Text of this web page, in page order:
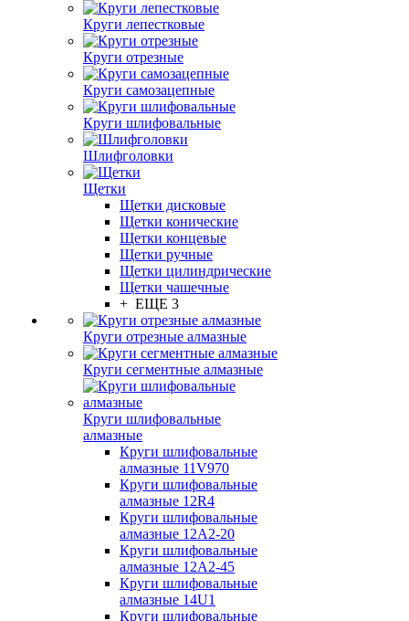
Круги лепестковые
Круги отрезные
Круги самозацепные
Круги шлифовальные
Шлифголовки
Щетки
Щетки дисковые
Щетки конические
Щетки концевые
Щетки ручные
Щетки цилиндрические
Щетки чашечные
+ ЕЩЕ 3
Круги отрезные алмазные
Круги сегментные алмазные
Круги шлифовальные
алмазные
Круги шлифовальные
алмазные 11V970
Круги шлифовальные
алмазные 12R4
Круги шлифовальные
алмазные 12А2-20
Круги шлифовальные
алмазные 12А2-45
Круги шлифовальные
алмазные 14U1
Круги шлифовальные